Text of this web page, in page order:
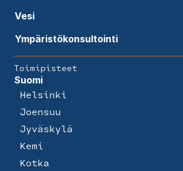
Vesi
Ympäristökonsultointi
Toimipisteet
Suomi
Helsinki
Joensuu
Jyväskylä
Kemi
Kotka